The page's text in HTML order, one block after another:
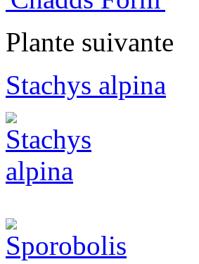
Plante suivante
Stachys alpina